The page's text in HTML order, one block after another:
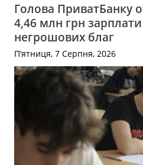
Голова ПриватБанку
4,46 млн грн
негрошових благ
П’ятниця, 7 Серпня, 2026